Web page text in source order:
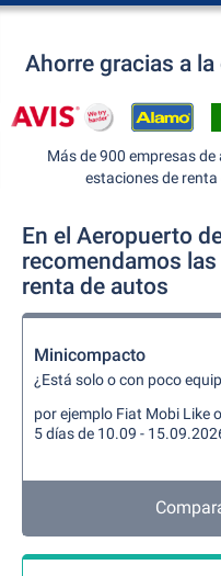
Ahorre gracias a
Más de 900 empresas
estaciones de
En el Aeropuerto
recomendamos
renta de autos
Minicompacto
¿Está solo o con poco
por ejemplo Fiat Mobi Like
5 días de 10.09 -